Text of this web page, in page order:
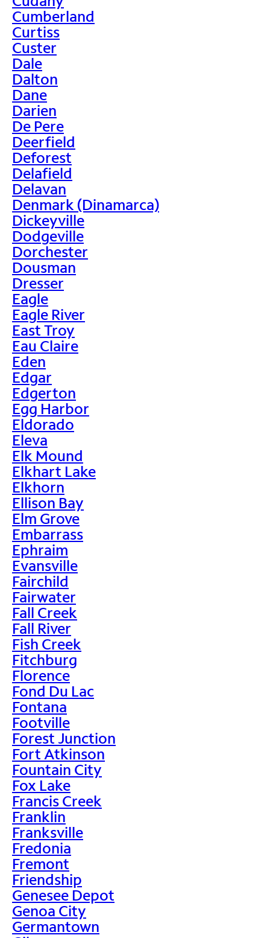
Cumberland
Curtiss
Custer
Dale
Dalton
Dane
Darien
De Pere
Deerfield
Deforest
Delafield
Delavan
Denmark (Dinamarca)
Dickeyville
Dodgeville
Dorchester
Dousman
Dresser
Eagle
Eagle River
East Troy
Eau Claire
Eden
Edgar
Edgerton
Egg Harbor
Eldorado
Eleva
Elk Mound
Elkhart Lake
Elkhorn
Ellison Bay
Elm Grove
Embarrass
Ephraim
Evansville
Fairchild
Fairwater
Fall Creek
Fall River
Fish Creek
Fitchburg
Florence
Fond Du Lac
Fontana
Footville
Forest Junction
Fort Atkinson
Fountain City
Fox Lake
Francis Creek
Franklin
Franksville
Fredonia
Fremont
Friendship
Genesee Depot
Genoa City
Germantown